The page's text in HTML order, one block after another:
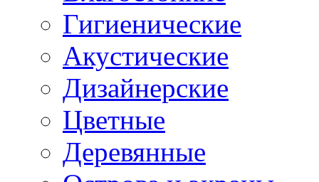
Гигиенические
Акустические
Дизайнерские
Цветные
Деревянные